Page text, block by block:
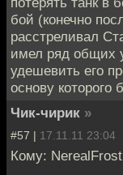
бой (конечно
расстреливал
имел ряд общих
удешевить его
основу которого
Чик-чирик »
#57 | 17.11.11 23:04
Кому: